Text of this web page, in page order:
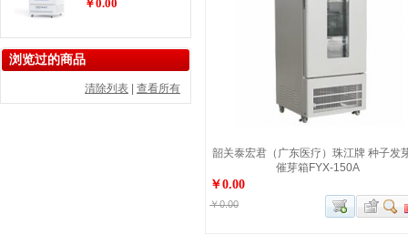
韶关泰宏君（广东医疗）珠江牌 种子发
催芽箱FYX-150A
￥0.00
￥0.00
￥0.00
浏览过的商品
清除列表 查看所有